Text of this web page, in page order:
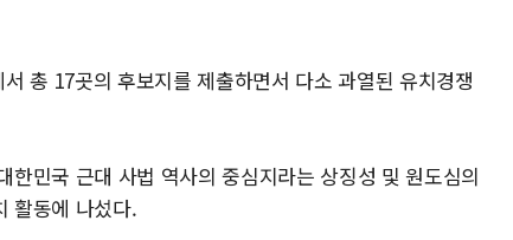
총 17곳의 후보지를 제출하면서 다소 과열된 유치경쟁
민국 근대 사법 역사의 중심지라는 상징성 및 원도심의
활동에 나섰다.